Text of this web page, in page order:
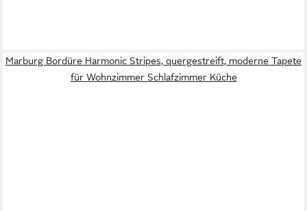
Marburg Bordüre Harmonic Stripes, quergestreift, moderne Tapete
für Wohnzimmer Schlafzimmer Küche